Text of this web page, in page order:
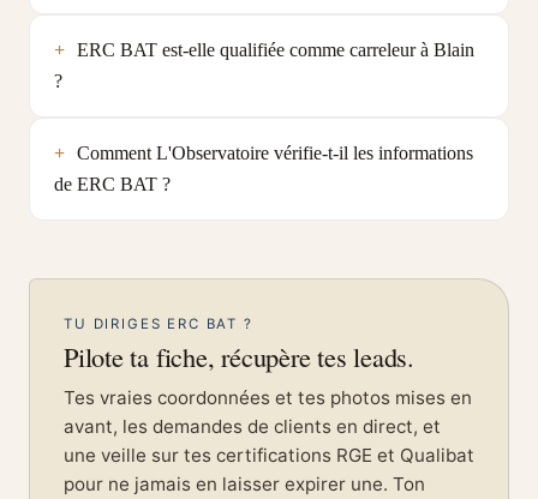
ERC BAT est-elle qualifiée comme carreleur à Blain
?
Comment L'Observatoire vérifie-t-il les informations
de ERC BAT ?
TU DIRIGES ERC BAT ?
Pilote ta fiche, récupère tes leads.
Tes vraies coordonnées et tes photos mises en
avant, les demandes de clients en direct, et
une veille sur tes certifications RGE et Qualibat
pour ne jamais en laisser expirer une. Ton